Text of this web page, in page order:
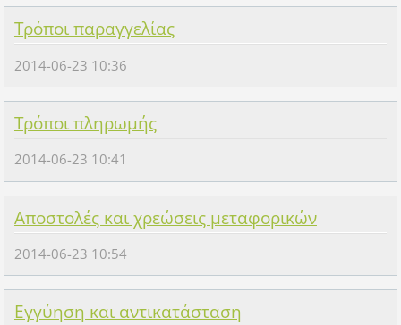
Τρόποι παραγγελίας
2014-06-23 10:36
Τρόποι πληρωμής
2014-06-23 10:41
Αποστολές και χρεώσεις μεταφορικών
2014-06-23 10:54
Εγγύηση και αντικατάσταση